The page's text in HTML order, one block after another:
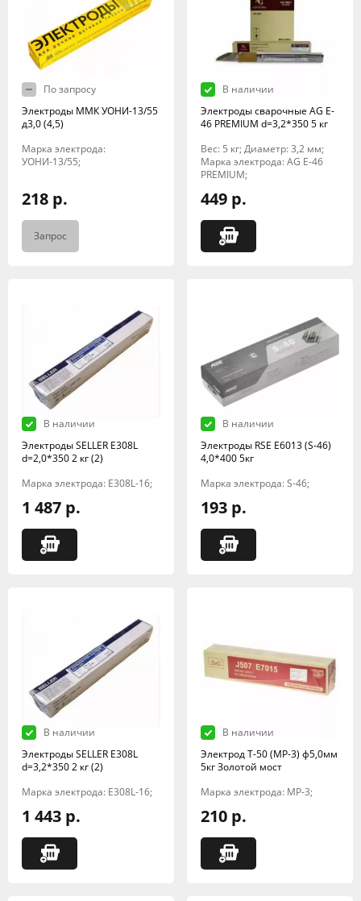
По запросу
Электроды ММК УОНИ-13/55
д3,0 (4,5)
Марка электрода:
УОНИ-13/55;
218 р.
Запрос
В наличии
Электроды сварочные AG E-
46 PREMIUM d=3,2*350 5 кг
Вес: 5 кг; Диаметр: 3,2 мм;
Марка электрода: AG E-46
PREMIUM;
449 р.
В наличии
Электроды SELLER E308L
d=2,0*350 2 кг (2)
Марка электрода: E308L-16;
1 487 р.
В наличии
Электроды RSE Е6013 (S-46)
4,0*400 5кг
Марка электрода: S-46;
193 р.
В наличии
Электроды SELLER E308L
d=3,2*350 2 кг (2)
Марка электрода: E308L-16;
1 443 р.
В наличии
Электрод Т-50 (МР-3) ф5,0мм
5кг Золотой мост
Марка электрода: МР-3;
210 р.